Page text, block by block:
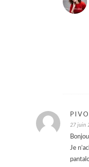
27 juin
Je